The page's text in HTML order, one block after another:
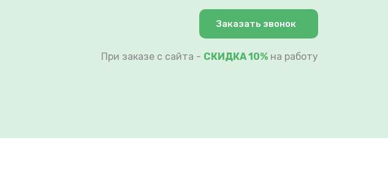
Заказать звонок
При заказе с сайта - СКИДКА 10% на работу